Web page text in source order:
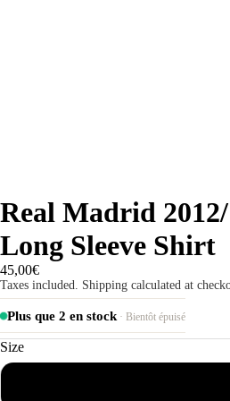
Real Madrid
Long Sleeve Shirt
45,00€
Taxes included. Shipping calculated at
Plus que 2 en stock· Bientôt épuisé
Size